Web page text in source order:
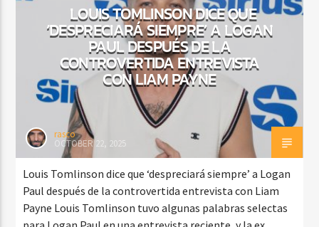
LOUIS TOMLINSON DICE QUE
‘DESPRECIARÁ SIEMPRE’ A LOGAN
PAUL DESPUÉS DE LA
CONTROVERTIDA ENTREVISTA
CON LIAM PAYNE
rasco
OCTOBER 22, 2025
Louis Tomlinson dice que ‘despreciará siempre’ a Logan
Paul después de la controvertida entrevista con Liam
Payne Louis Tomlinson tuvo algunas palabras selectas